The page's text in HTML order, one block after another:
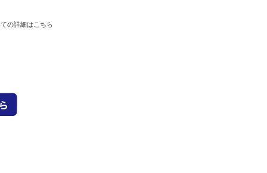
の詳細はこちら